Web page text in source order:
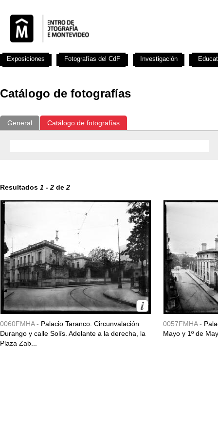
Catálogo de fotografías
General Catálogo de fotografías
Resultados 1 - 2 de 2
0060FMHA - Palacio Taranco. Circunvalación
Durango y calle Solís. Adelante a la derecha, la
Plaza Zab...
0057FMHA -
Mayo y 1º de
Exposiciones Fotografías del CdF Investigación